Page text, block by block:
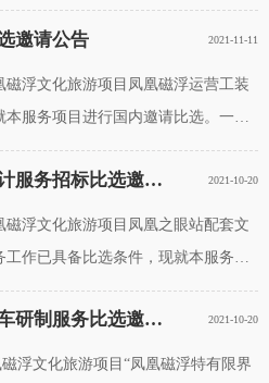
邀请公告 2021-11-11
服务项目进行国内邀请比选。一、
凤凰之眼站方案和初步设计服务招标比选邀请公告 2021-10-20
作已具备比选条件，现就本服务项
称：凤凰磁浮文
凤凰磁浮特有界限检测小车研制服务比选邀请公告 2021-10-20
浮文化旅游项目“凤凰磁浮特有限界